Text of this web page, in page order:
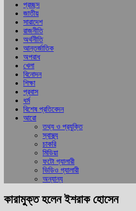
প্রচ্ছদ
জাতীয়
সারাদেশ
রাজনীতি
অর্থনীতি
আন্তর্জাতিক
অপরাধ
খেলা
বিনোদন
শিক্ষা
প্রবাস
ধর্ম
বিশেষ প্রতিবেদন
আরো
তথ্য ও প্রযুক্তি
স্বাস্থ্য
চাকরি
মিডিয়া
ফটো গ্যালারী
ভিডিও গ্যালারী
অন্যান্য
কারামুক্ত হলেন ইশরাক হোসেন